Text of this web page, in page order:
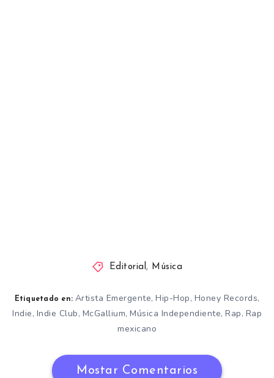
Editorial, Música
Etiquetado en: Artista Emergente, Hip-Hop, Honey Records,
Indie, Indie Club, McGallium, Música Independiente, Rap, Rap
mexicano
Mostar Comentarios